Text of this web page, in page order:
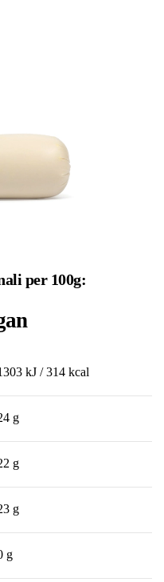
per 100g:
kJ / 314 kcal
g
g
g
g